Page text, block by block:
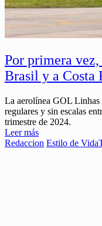
Por primera
Brasil y a Costa
La aerolínea GOL Linhas
regulares y sin escalas
trimestre de 2024.
Leer más
Redaccion Estilo de Vida